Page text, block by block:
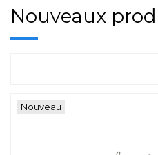
Nouveaux
Nouveau